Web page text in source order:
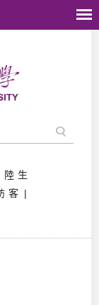
陸 生
客 |